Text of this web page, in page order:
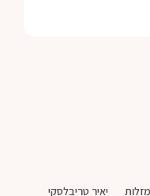
יאיר טריבלסקי